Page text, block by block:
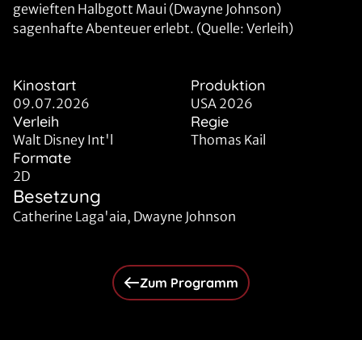
gewieften Halbgott Maui (Dwayne Johnson)
sagenhafte Abenteuer erlebt. (Quelle: Verleih)
Kinostart
09.07.2026
Produktion
USA 2026
Verleih
Walt Disney Int'l
Regie
Thomas Kail
Formate
2D
Besetzung
Catherine Laga'aia, Dwayne Johnson
Zum Programm